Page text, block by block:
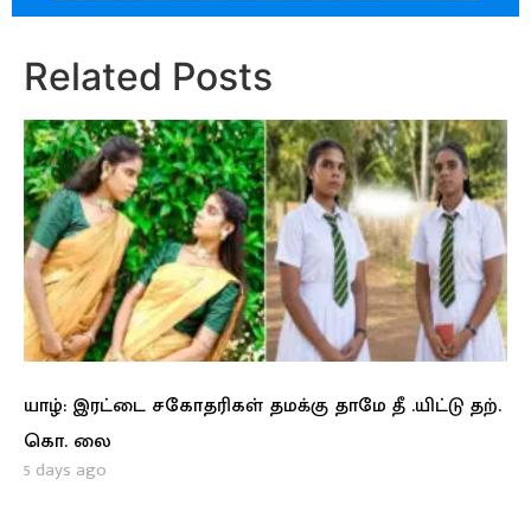
Related Posts
யாழ்: இரட்டை சகோதரிகள் தமக்கு தாமே தீ .யிட்டு தற்.
கொ. லை
5 days ago